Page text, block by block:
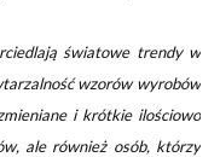
światowe trendy w
wzorów wyrobów
i krótkie ilościowo
ale również osób, którzy